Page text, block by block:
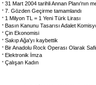
31 Mart 2004 tarihli Annan Planı'nın
7. Gözden Geçirme tamamlandı
1 Milyon TL = 1 Yeni Türk Lirası
Basın Kanunu Tasarısı Adalet
Çin Ekonomisi
Sakıp Ağa'yı kaybettik
Bir Anadolu Rock Operası Olarak
Elektronik İmza
Çalışan Kadın